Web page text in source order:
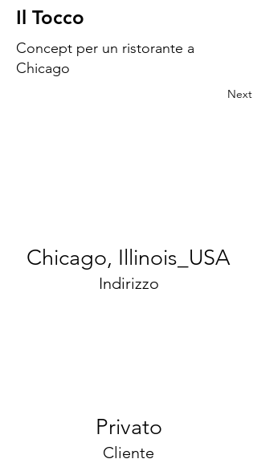
Il Tocco
Concept per un ristorante a
Chicago
Next
Chicago, Illinois_USA
Indirizzo
Privato
Cliente